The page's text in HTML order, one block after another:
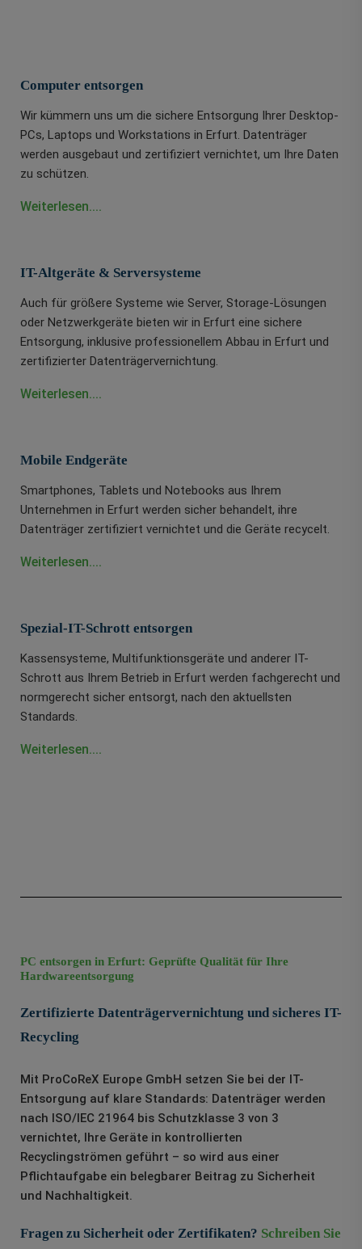
Computer entsorgen
Wir kümmern uns um die sichere Entsorgung Ihrer Desktop-
PCs, Laptops und Workstations in Erfurt. Datenträger
werden ausgebaut und zertifiziert vernichtet, um Ihre Daten
zu schützen.
Weiterlesen....
IT-Altgeräte & Serversysteme
Auch für größere Systeme wie Server, Storage-Lösungen
oder Netzwerkgeräte bieten wir in Erfurt eine sichere
Entsorgung, inklusive professionellem Abbau in Erfurt und
zertifizierter Datenträgervernichtung.
Weiterlesen....
Mobile Endgeräte
Smartphones, Tablets und Notebooks aus Ihrem
Unternehmen in Erfurt werden sicher behandelt, ihre
Datenträger zertifiziert vernichtet und die Geräte recycelt.
Weiterlesen....
Spezial-IT-Schrott entsorgen
Kassensysteme, Multifunktionsgeräte und anderer IT-
Schrott aus Ihrem Betrieb in Erfurt werden fachgerecht und
normgerecht sicher entsorgt, nach den aktuellsten
Standards.
Weiterlesen....
PC entsorgen in Erfurt: Geprüfte Qualität für Ihre
Hardwareentsorgung
Zertifizierte Datenträgervernichtung und sicheres IT-
Recycling
Mit ProCoReX Europe GmbH setzen Sie bei der IT-
Entsorgung auf klare Standards: Datenträger werden
nach ISO/IEC 21964 bis Schutzklasse 3 von 3
vernichtet, Ihre Geräte in kontrollierten
Recyclingströmen geführt – so wird aus einer
Pflichtaufgabe ein belegbarer Beitrag zu Sicherheit
und Nachhaltigkeit.
Fragen zu Sicherheit oder Zertifikaten? Schreiben Sie